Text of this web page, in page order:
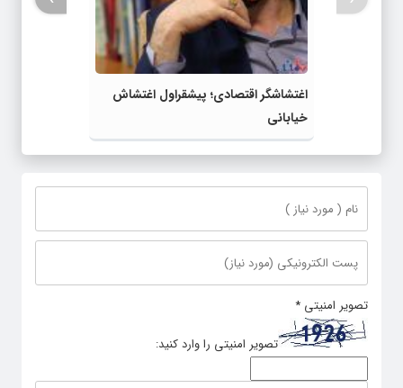
اغتشاشگر اقتصادی؛ پیشقراول اغتشاش
خیابانی
تصویر امنیتی *
تصویر امنیتی را وارد کنید: